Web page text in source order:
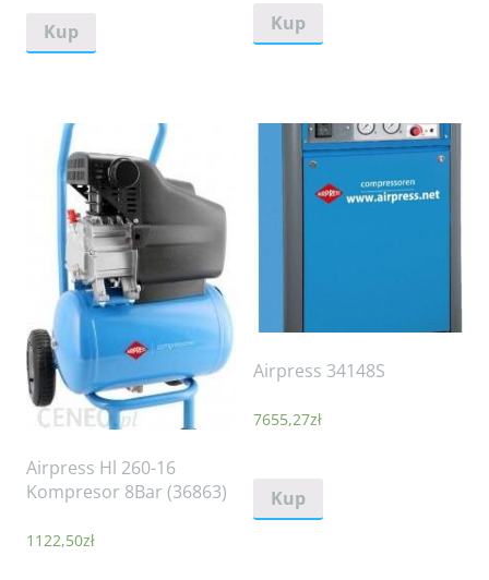
Kup Kup
Airpress Hl 260-16
Kompresor 8Bar (36863)
1122,50zł
Airpress 34148S
7655,27zł
Kup